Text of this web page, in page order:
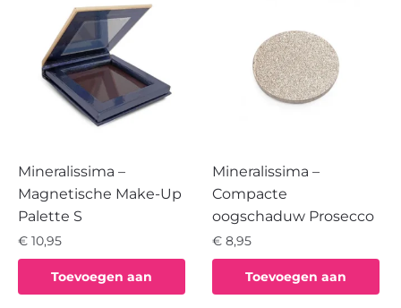
Mineralissima –
Magnetische Make-Up
Palette S
€ 10,95
Toevoegen aan
Mineralissima –
Compacte
oogschaduw Prosecco
€ 8,95
Toevoegen aan